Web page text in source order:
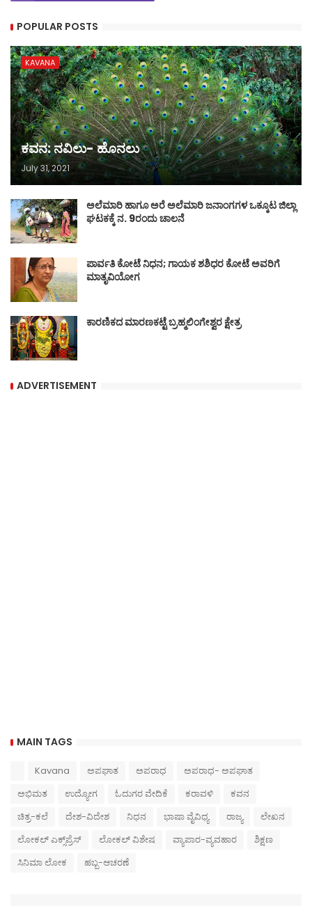
POPULAR POSTS
KAVANA
ಕವನ: ನವಿಲು- ಹೊನಲು
July 31, 2021
ಅಲೆಮಾರಿ ಹಾಗೂ ಅರೆ ಅಲೆಮಾರಿ ಜನಾಂಗಗಳ ಒಕ್ಕೂಟ ಜಿಲ್ಲಾ
ಘಟಕಕ್ಕೆ ನ. 9ರಂದು ಚಾಲನೆ
ಪಾರ್ವತಿ ಕೋಟೆ ನಿಧನ; ಗಾಯಕ ಶಶಿಧರ ಕೋಟೆ ಅವರಿಗೆ
ಮಾತೃವಿಯೋಗ
ಕಾರಣಿಕದ ಮಾರಣಕಟ್ಟೆ ಬ್ರಹ್ಮಲಿಂಗೇಶ್ವರ ಕ್ಷೇತ್ರ
ADVERTISEMENT
MAIN TAGS
Kavana ಅಪಘಾತ ಅಪರಾಧ
ಅಪರಾಧ- ಅಪಘಾತ
ಅಭಿಮತ
ಉದ್ಯೋಗ ಓದುಗರ ವೇದಿಕೆ ಕರಾವಳಿ
ಕವನ
ಚಿತ್ರ-ಕಲೆ
ದೇಶ-ವಿದೇಶ ನಿಧನ ಭಾಷಾ ವೈವಿಧ್ಯ ರಾಜ್ಯ
ಲೇಖನ
ಲೋಕಲ್ ಎಕ್ಸ್‌ಪ್ರೆಸ್
ಲೋಕಲ್ ವಿಶೇಷ ವ್ಯಾಪಾರ-ವ್ಯವಹಾರ
ಶಿಕ್ಷಣ
ಸಿನಿಮಾ ಲೋಕ
ಹಬ್ಬ-ಆಚರಣೆ